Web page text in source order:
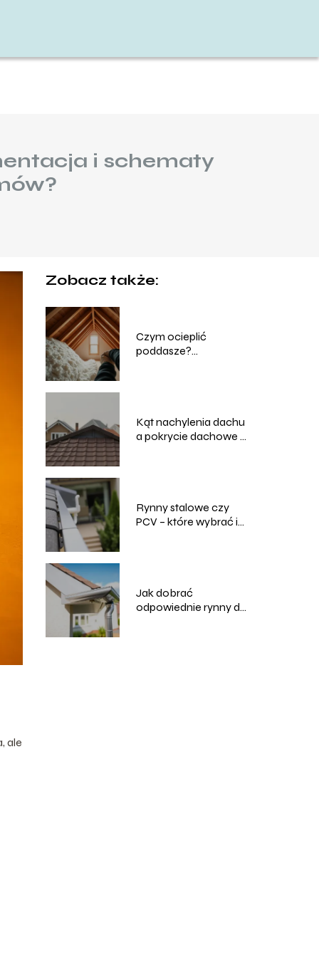
i schematy
ale
Zobacz także:
Czym ocieplić
poddasze?
Kąt nachylenia dachu
a pokrycie dachowe –
Rynny stalowe czy
PCV – które wybrać i
Jak dobrać
odpowiednie rynny do